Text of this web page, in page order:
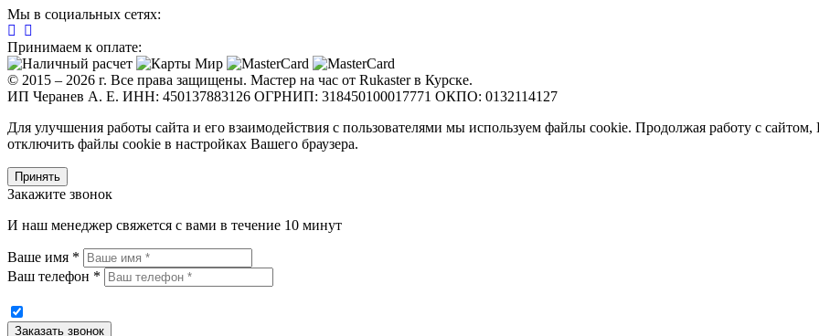
Мы в социальных сетях:
Принимаем к оплате:
© 2015 – 2026 г. Все права защищены. Мастер на час от Rukaster в Курске.
ИП Черанев А. Е. ИНН: 450137883126 ОГРНИП: 318450100017771 ОКПО: 0132114127
Для улучшения работы сайта и его взаимодействия с пользователями мы используем файлы cookie. Продолжая работу с
отключить файлы cookie в настройках Вашего браузера.
Принять
Закажите звонок
И наш менеджер свяжется с вами в течение 10 минут
Ваше имя *
Ваш телефон *